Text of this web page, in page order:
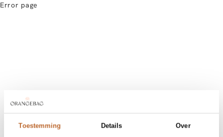
Toestemming Details Over
Error page